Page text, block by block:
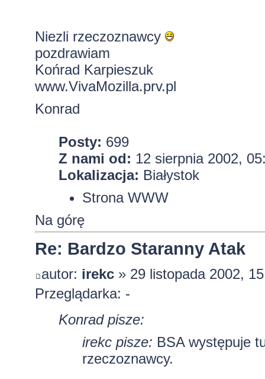
Niezli rzeczoznawcy
pozdrawiam
Końrad Karpieszuk
www.VivaMozilla.prv.pl
Konrad
Posty: 699
Z nami od: 12 sierpnia 2002,
Lokalizacja: Białystok
Strona WWW
Na górę
Re: Bardzo Staranny Atak
autor: irekc» 29 listopada 2002,
Przeglądarka: -
Konrad pisze:
irekc pisze: BSA występuje
rzeczoznawcy.